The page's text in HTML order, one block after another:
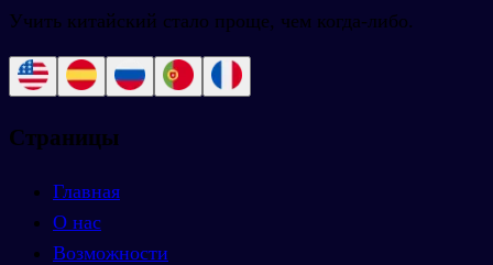
Учить китайский стало проще, чем когда-либо.
Страницы
Главная
О нас
Возможности